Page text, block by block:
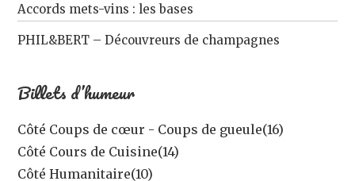
Accords mets-vins : les bases
PHIL&BERT – Découvreurs de champagnes
Billets d’humeur
Côté Coups de cœur - Coups de gueule(16)
Côté Cours de Cuisine(14)
Côté Humanitaire(10)